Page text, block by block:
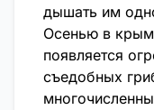
дышать им
Осенью в
появляется
съедобных